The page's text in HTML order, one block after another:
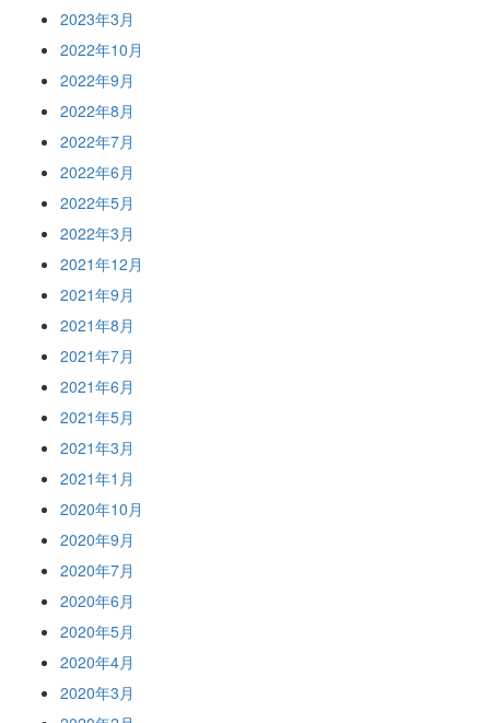
2023年3月
2022年10月
2022年9月
2022年8月
2022年7月
2022年6月
2022年5月
2022年3月
2021年12月
2021年9月
2021年8月
2021年7月
2021年6月
2021年5月
2021年3月
2021年1月
2020年10月
2020年9月
2020年7月
2020年6月
2020年5月
2020年4月
2020年3月